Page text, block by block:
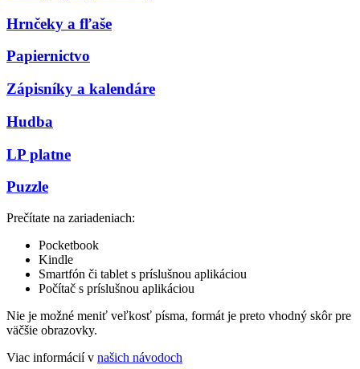
Hrnčeky a fľaše
Papiernictvo
Zápisníky a kalendáre
Hudba
LP platne
Puzzle
Prečítate na zariadeniach:
Pocketbook
Kindle
Smartfón či tablet s príslušnou aplikáciou
Počítač s príslušnou aplikáciou
Nie je možné meniť veľkosť písma, formát je preto vhodný skôr pre
väčšie obrazovky.
Viac informácií v našich návodoch